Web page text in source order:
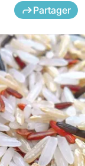
Partager